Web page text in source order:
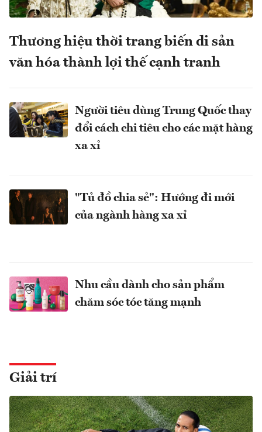
Thương hiệu thời trang biến di sản
văn hóa thành lợi thế cạnh tranh
Người tiêu dùng Trung Quốc thay
đổi cách chi tiêu cho các mặt hàng
xa xỉ
"Tủ đồ chia sẻ": Hướng đi mới
của ngành hàng xa xỉ
Nhu cầu dành cho sản phẩm
chăm sóc tóc tăng mạnh
Giải trí